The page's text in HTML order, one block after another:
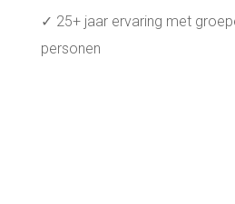
✓ 25+ jaar ervaring met
personen